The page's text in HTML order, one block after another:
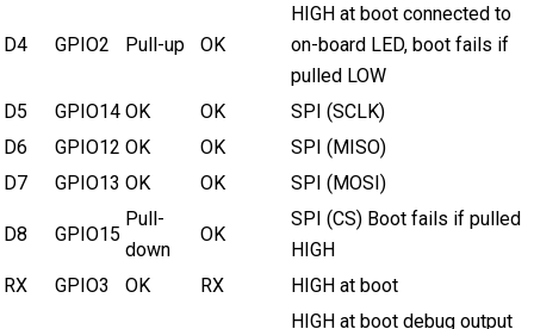
D4 GPIO2 Pull-up OK
HIGH at boot connected to
on-board LED, boot fails if
pulled LOW
D5
GPIO14 OK OK
SPI (SCLK)
D6
GPIO12 OK OK
SPI (MISO)
D7
GPIO13 OK OK SPI (MOSI)
D8 GPIO15
Pull-
down
OK
SPI (CS) Boot fails if pulled
HIGH
RX
GPIO3 OK RX
HIGH at boot
HIGH at boot debug output